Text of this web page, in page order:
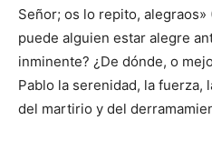
Señor; os lo repito, alegraos»
puede alguien estar alegre
inminente? ¿De dónde, o
Pablo la serenidad, la fuerza,
del martirio y del